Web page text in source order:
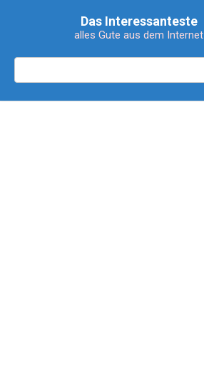
Das Interessanteste
alles Gute aus dem Internet